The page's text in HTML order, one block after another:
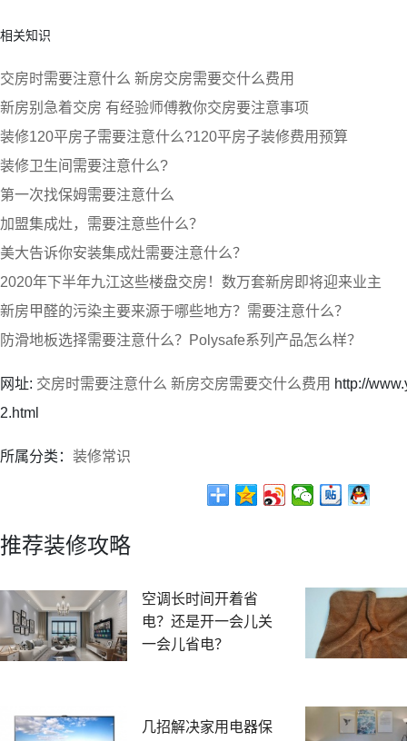
相关知识
交房时需要注意什么 新房交房需要交什么费用
新房别急着交房 有经验师傅教你交房要注意事项
装修120平房子需要注意什么?120平房子装修费用预算
装修卫生间需要注意什么?
第一次找保姆需要注意什么
加盟集成灶，需要注意些什么？
美大告诉你安装集成灶需要注意什么？
2020年下半年九江这些楼盘交房！数万套新房即将迎来业主
新房甲醛的污染主要来源于哪些地方？需要注意什么？
防滑地板选择需要注意什么？Polysafe系列产品怎么样？
网址: 交房时需要注意什么 新房交房需要交什么费用 http://
2.html
所属分类： 装修常识
推荐装修攻略
空调长时间开着省
电？还是开一会儿关
一会儿省电？
几招解决家用电器保